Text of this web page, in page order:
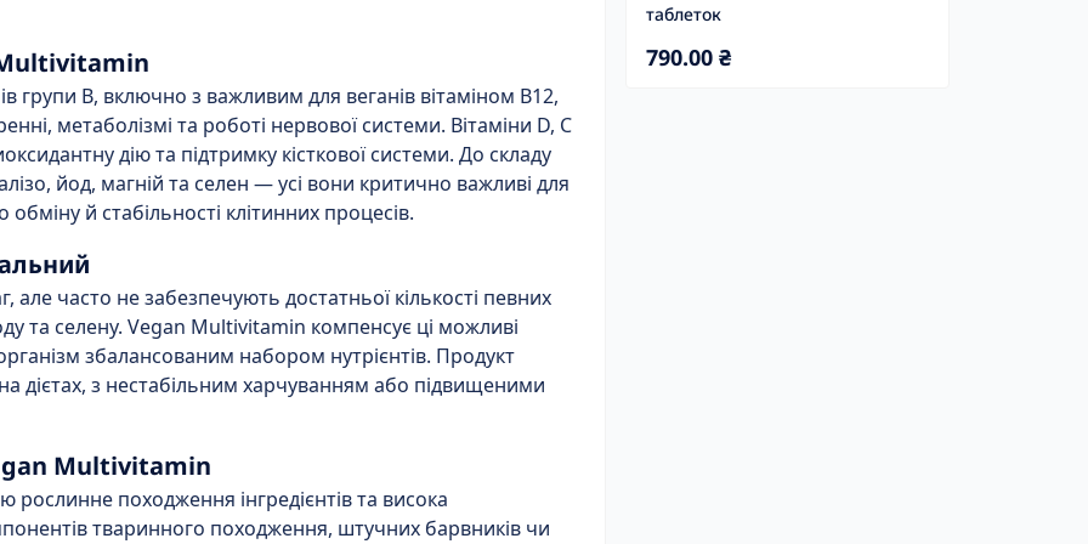
таблеток
790.00 ₴
групи B, включно з важливим для веганів вітаміном B12,
метаболізмі та роботі нервової системи. Вітаміни D, C
дію та підтримку кісткової системи. До складу
йод, магній та селен — усі вони критично важливі для
й стабільності клітинних процесів.
часто не забезпечують достатньої кількості певних
та селену. Vegan Multivitamin компенсує ці можливі
збалансованим набором нутрієнтів. Продукт
дієтах, з нестабільним харчуванням або підвищеними
Multivitamin
походження інгредієнтів та висока
тваринного походження, штучних барвників чи